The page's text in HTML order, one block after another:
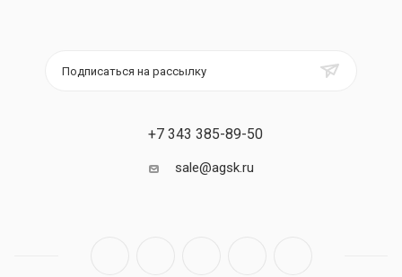
Подписаться на рассылку
+7 343 385-89-50
sale@agsk.ru